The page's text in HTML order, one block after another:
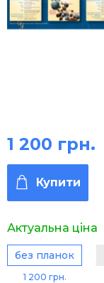
без планок
1 200 грн.
Актуальна ціна
1 200 грн.
Купити